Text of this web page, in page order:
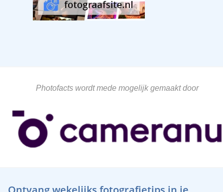
Photofacts wordt mede mogelijk gemaakt door